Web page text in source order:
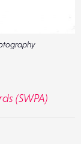
(SWPA)